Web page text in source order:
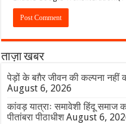
ताज़ा खबर
पेड़ों के बग़ैर जीवन की कल्पना नहीं
August 6, 2026
कांवड़ यात्राः समावेशी हिंदू समाज
पीतांबरा पीठाधीश August 6,